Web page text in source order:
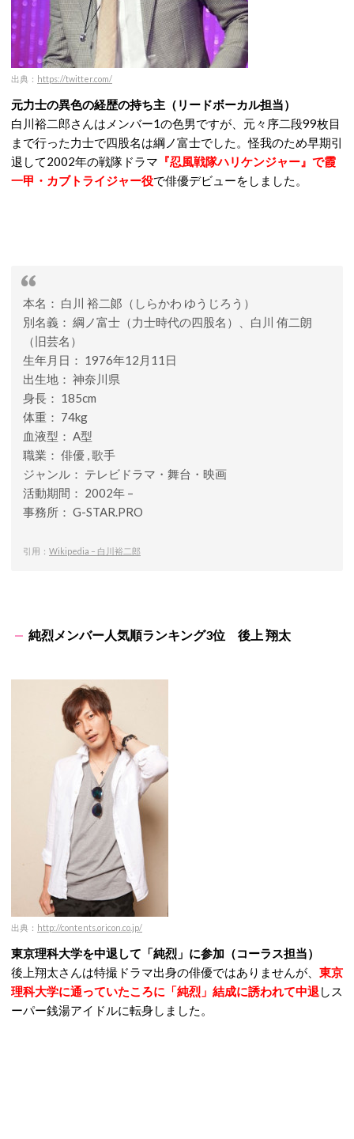
出典： https://twitter.com/
元力士の異色の経歴の持ち主（リードボーカル担当）
白川裕二郎さんはメンバー1の色男ですが、元々序二段99枚目
まで行った力士で四股名は綱ノ富士でした。怪我のため早期引
退して2002年の戦隊ドラマ 『忍風戦隊ハリケンジャー』で霞
一甲・カブトライジャー役で俳優デビューをしました。
本名： 白川 裕二郞（しらかわ ゆうじろう）
別名義： 綱ノ富士（力士時代の四股名）、白川 侑二朗
（旧芸名）
生年月日： 1976年12月11日
出生地： 神奈川県
身長： 185cm
体重： 74kg
血液型： A型
職業： 俳優 , 歌手
ジャンル： テレビドラマ・舞台・映画
活動期間： 2002年 –
事務所： G-STAR.PRO
引用： Wikipedia – 白川裕二郎
純烈メンバー人気順ランキング3位 後上 翔太
出典： http://contents.oricon.co.jp/
東京理科大学を中退して「純烈」に参加（コーラス担当）
後上翔太さんは特撮ドラマ出身の俳優ではありませんが、 東京
理科大学に通っていたころに「純烈」結成に誘われて中退 しス
ーパー銭湯アイドルに転身しました。